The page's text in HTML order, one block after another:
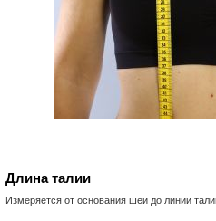
Длина талии
Измеряется от основания шеи до линии